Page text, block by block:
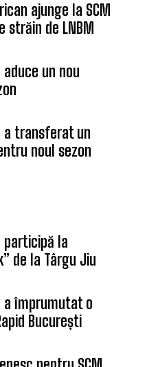
ajunge la SCM
străin de LNBM
un nou
a transferat un
noul sezon
participă la
de la Târgu Jiu
a împrumutat o
București